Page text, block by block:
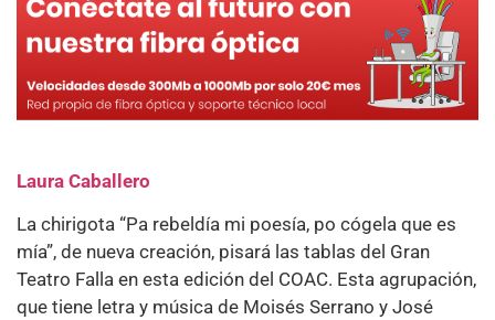
Laura Caballero
La chirigota “Pa rebeldía mi poesía, po cógela que es
mía”, de nueva creación, pisará las tablas del Gran
Teatro Falla en esta edición del COAC. Esta agrupación,
que tiene letra y música de Moisés Serrano y José